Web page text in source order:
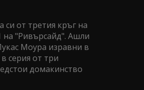
от третия кръг на
на "Ривърсайд". Ашли
Моура изравни в
серия от три
домакинство